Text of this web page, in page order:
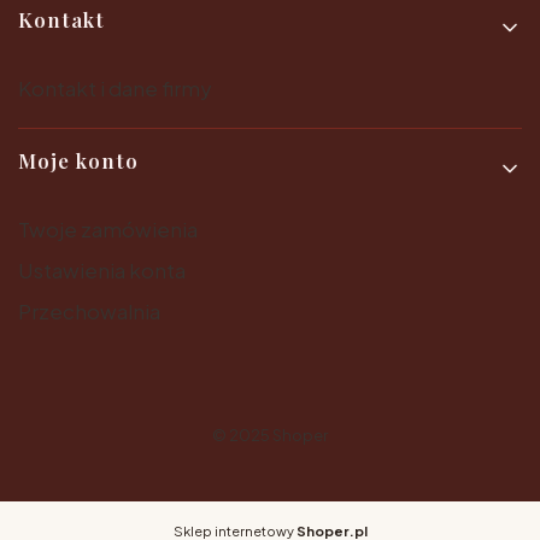
Kontakt
Moje konto
Sklep internetowy Shoper.pl